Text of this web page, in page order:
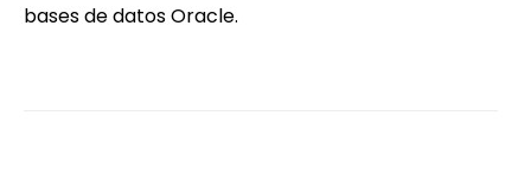
bases de datos Oracle.